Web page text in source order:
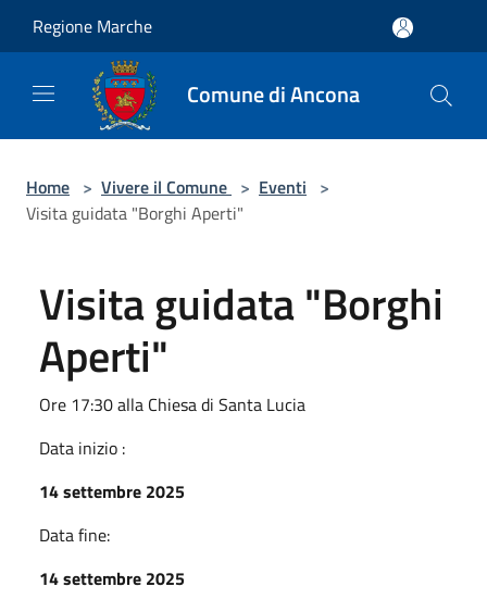
Regione Marche
Comune di Ancona
Home > Vivere il Comune > Eventi >
Visita guidata "Borghi Aperti"
Visita guidata "Borghi
Aperti"
Ore 17:30 alla Chiesa di Santa Lucia
Data inizio :
14 settembre 2025
Data fine:
14 settembre 2025